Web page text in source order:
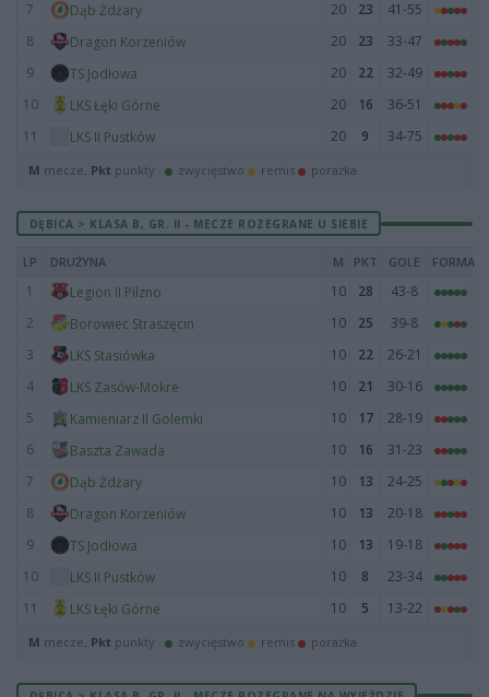
7
Dąb Żdżary 20 23
41-55
8
Dragon Korzeniów 20 23
33-47
9
TS Jodłowa 20 22
32-49
10
LKS Łęki Górne 20 16
36-51
11
LKS II Pustków 20 9 34-75
M mecze, Pkt punkty · zwycięstwo remis porażka
DĘBICA > KLASA B, GR. II - MECZE ROZEGRANE U SIEBIE
LP DRUŻYNA M PKT GOLE FORMA
1 Legion II Pilzno 10 28
43-8
2
Borowiec Straszęcin 10 25
39-8
3
LKS Stasiówka 10 22
26-21
4
LKS Zasów-Mokre 10 21
30-16
5
Kamieniarz II Golemki 10 17
28-19
6
Baszta Zawada 10 16
31-23
7
Dąb Żdżary 10 13
24-25
8
Dragon Korzeniów 10 13
20-18
9
TS Jodłowa 10 13
19-18
10
LKS II Pustków 10 8
23-34
11
LKS Łęki Górne 10 5 13-22
M mecze, Pkt punkty · zwycięstwo remis porażka